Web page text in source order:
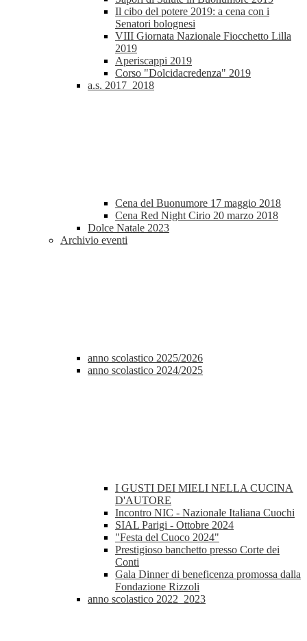
Il cibo del potere 2019: a cena con i
Senatori bolognesi
VIII Giornata Nazionale Fiocchetto Lilla
2019
Aperiscappi 2019
Corso "Dolcidacredenza" 2019
a.s. 2017_2018
Cena del Buonumore 17 maggio 2018
Cena Red Night Cirio 20 marzo 2018
Dolce Natale 2023
Archivio eventi
anno scolastico 2025/2026
anno scolastico 2024/2025
I GUSTI DEI MIELI NELLA CUCINA
D'AUTORE
Incontro NIC - Nazionale Italiana Cuochi
SIAL Parigi - Ottobre 2024
"Festa del Cuoco 2024"
Prestigioso banchetto presso Corte dei
Conti
Gala Dinner di beneficenza promossa dalla
Fondazione Rizzoli
anno scolastico 2022_2023